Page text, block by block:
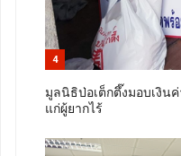
4
มูลนิธิป่อเต็กตึ๊งมอบเงิน
แก่ผู้ยากไร้